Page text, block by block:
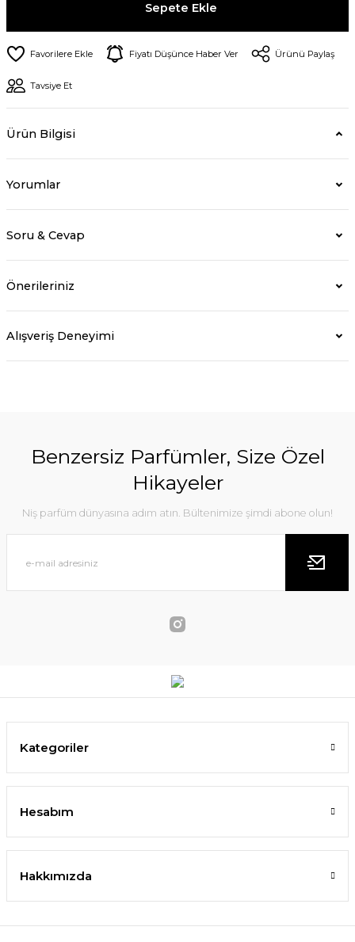
Sepete Ekle
Fiyatı Düşünce Haber Ver Ürünü Paylaş
Tavsiye Et
Ürün Bilgisi
Yorumlar
Soru & Cevap
Önerileriniz
Alışveriş Deneyimi
Benzersiz Parfümler, Size Özel
Hikayeler
Niş parfüm dünyasına adım atın. Bültenimize şimdi abone olun!
Kategoriler
Hesabım
Hakkımızda